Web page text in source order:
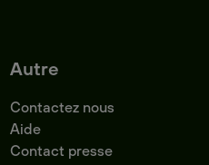
Autre
Contactez nous
Aide
Contact presse